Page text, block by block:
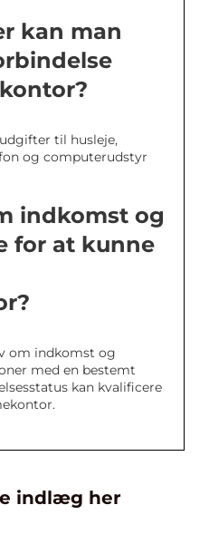
kan man
til husleje,
og computerudstyr
indkomst og
for at kunne
om indkomst og
med en bestemt
kan kvalificere
indlæg her